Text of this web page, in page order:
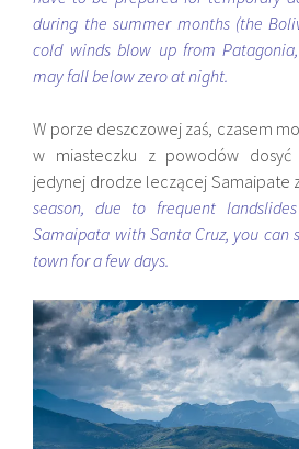
during the summer months (the
cold winds blow up from
may fall below zero at night.
W porze deszczowej zaś, czasem
w miasteczku z powodów dosyć
jedynej drodze leczącej Samaipate
season, due to frequent
Samaipata with Santa Cruz, you can
town for a few days.